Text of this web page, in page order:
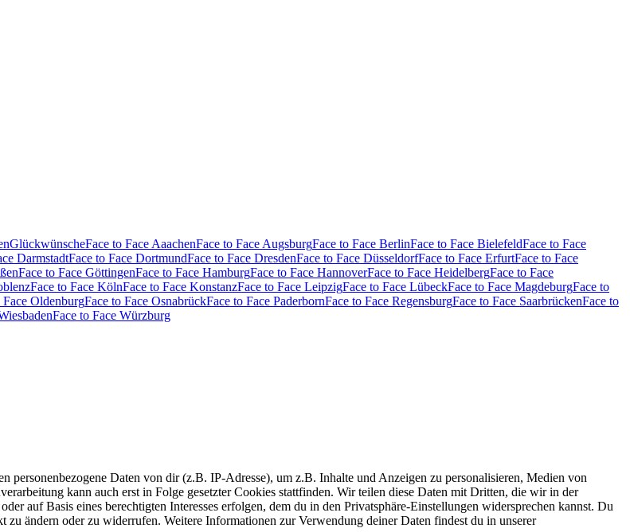
GlückwünscheFace to Face AaachenFace to Face AugsburgFace to Face BerlinFace to Face BielefeldFace to Face
DarmstadtFace to Face DortmundFace to Face DresdenFace to Face DüsseldorfFace to Face ErfurtFace to Face
Face to Face GöttingenFace to Face HamburgFace to Face HannoverFace to Face HeidelbergFace to Face
Face to Face KölnFace to Face KonstanzFace to Face LeipzigFace to Face LübeckFace to Face MagdeburgFace to
Face OldenburgFace to Face OsnabrückFace to Face PaderbornFace to Face RegensburgFace to Face SaarbrückenFace to
Face to Face Würzburg
personenbezogene Daten von dir (z.B. IP-Adresse), um z.B. Inhalte und Anzeigen zu personalisieren, Medien von
kann auch erst in Folge gesetzter Cookies stattfinden. Wir teilen diese Daten mit Dritten, die wir in der
auf Basis eines berechtigten Interesses erfolgen, dem du in den Privatsphäre-Einstellungen widersprechen kannst. Du
ändern oder zu widerrufen. Weitere Informationen zur Verwendung deiner Daten findest du in unserer